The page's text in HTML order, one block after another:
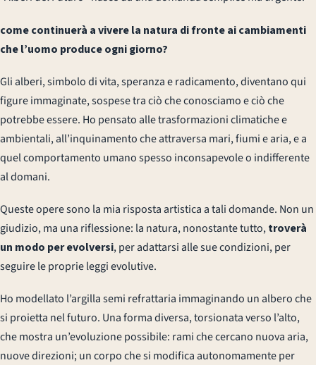
come continuerà a vivere la natura di fronte ai cambiamenti
che l’uomo produce ogni giorno?
Gli alberi, simbolo di vita, speranza e radicamento, diventano qui
figure immaginate, sospese tra ciò che conosciamo e ciò che
potrebbe essere. Ho pensato alle trasformazioni climatiche e
ambientali, all’inquinamento che attraversa mari, fiumi e aria, e a
quel comportamento umano spesso inconsapevole o indifferente
al domani.
Queste opere sono la mia risposta artistica a tali domande. Non un
giudizio, ma una riflessione: la natura, nonostante tutto,troverà
un modo per evolversi, per adattarsi alle sue condizioni, per
seguire le proprie leggi evolutive.
Ho modellato l’argilla semi refrattaria immaginando un albero che
si proietta nel futuro. Una forma diversa, torsionata verso l’alto,
che mostra un’evoluzione possibile: rami che cercano nuova aria,
nuove direzioni; un corpo che si modifica autonomamente per